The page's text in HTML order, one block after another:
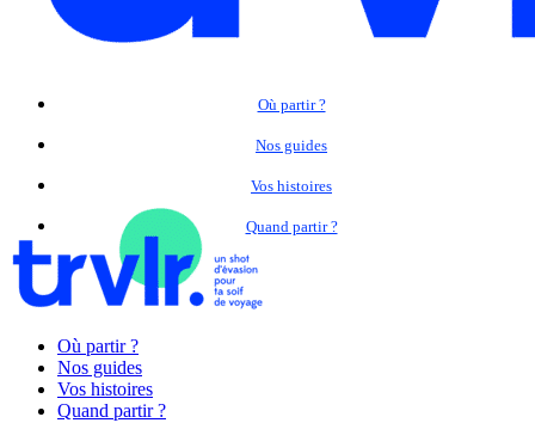
Où partir ?
Nos guides
Vos histoires
Quand partir ?
Où partir ?
Nos guides
Vos histoires
Quand partir ?